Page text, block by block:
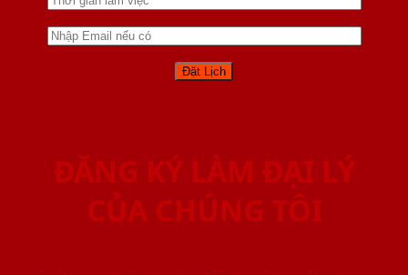
ĐĂNG KÝ LÀM ĐẠI LÝ
CỦA CHÚNG TÔI